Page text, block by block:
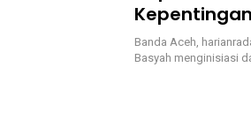
Policing
Banda Aceh,
Basyah menginisiasi